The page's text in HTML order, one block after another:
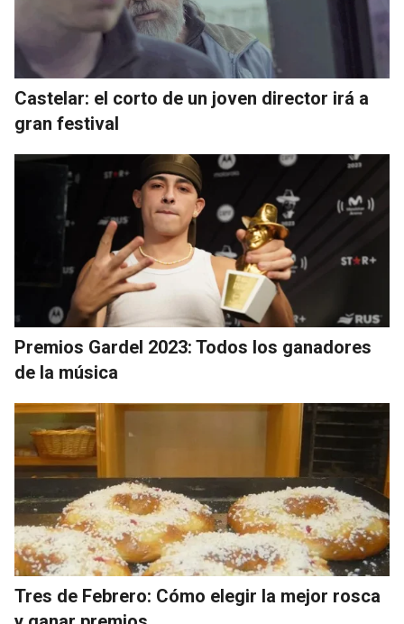
Castelar: el corto de un joven director irá a
gran festival
Premios Gardel 2023: Todos los ganadores
de la música
Tres de Febrero: Cómo elegir la mejor rosca